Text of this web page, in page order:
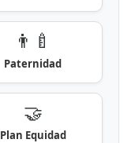
👨‍🍼
Paternidad
🤝
Plan Equidad